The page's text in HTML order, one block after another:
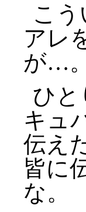
こ
アレ
が…
ひと
キュ
伝え
皆に
な。